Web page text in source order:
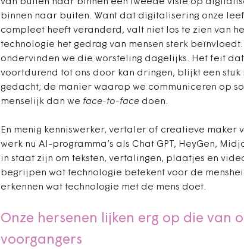
van buiten naar binnen een tweede visie op
binnen naar buiten. Want dat digitalisering onze
compleet heeft veranderd, valt niet los te zien van
technologie het gedrag van mensen sterk
ondervinden we die worsteling dagelijks. Het feit
voortdurend tot ons door kan dringen, blijkt een
gedacht; de manier waarop we communiceren op
menselijk dan we face-to-face doen.
En menig kenniswerker, vertaler of creatieve maker
werk nu AI-programma’s als Chat GPT, HeyGen,
in staat zijn om teksten, vertalingen, plaatjes en
begrijpen wat technologie betekent voor de
erkennen wat technologie met de mens doet.
Onze hersenen lijken erg op die van
voorgangers